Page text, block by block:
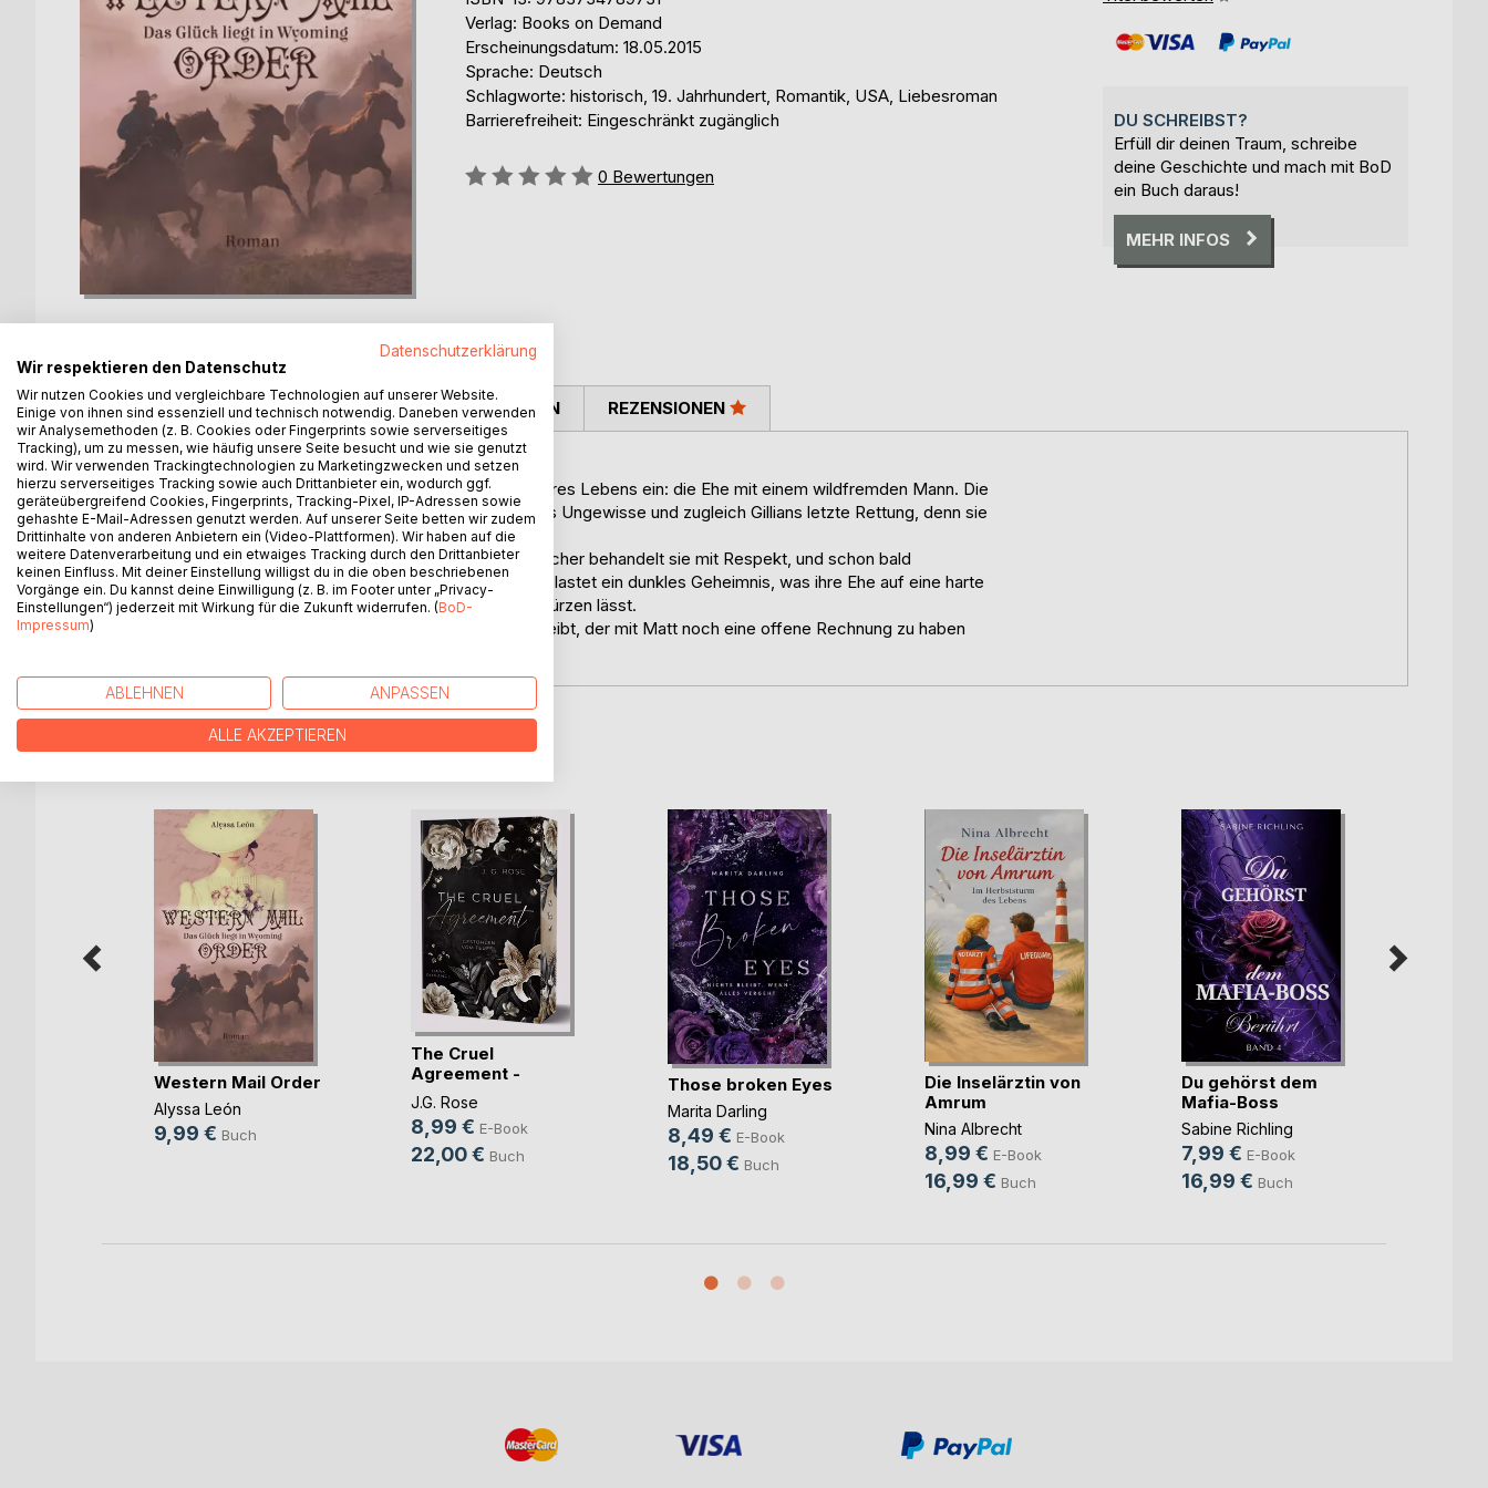
Verlag: Books on Demand
Erscheinungsdatum: 18.05.2015
Sprache: Deutsch
Schlagworte: historisch, 19. Jahrhundert, Romantik, USA, Liebesroman
Barrierefreiheit: Eingeschränkt zugänglich
Bewertung::
0 Bewertungen
DU SCHREIBST?
Erfüll dir deinen Traum, schreibe
deine Geschichte und mach mit BoD
ein Buch daraus!
MEHR INFOS
BESCHREIBUNG
Sie braucht Schutz. Er eine Ehefrau...
Wyoming, 1885. Aus Not geht Gillian das größte Wagnis ihres Lebens ein: die Ehe mit einem wildfremden Mann. Die
Hochzeit mit dem jungen Vater Matt Cole ist ein Schritt ins Ungewisse und zugleich Gillians letzte Rettung, denn sie
hat Boston schnellstens verlassen müssen.
Zunächst scheint der Plan aufzugehen. Der attraktive Rancher behandelt sie mit Respekt, und schon bald
entwickeln sie erste Zuneigung füreinander. Doch Matt belastet ein dunkles Geheimnis, was ihre Ehe auf eine harte
Probe stellt und sie beide in ein heilloses Gefühlschaos stürzen lässt.
Eine Sache, die auch Thomas Brigham nicht verborgen bleibt, der mit Matt noch eine offene Rechnung zu haben
AUTOR/IN PRESSESTIMMEN REZENSIONEN
WEITERE TITEL BEIBoD
Western Mail Order
Alyssa León
9,99 € Buch
The Cruel
Agreement -
Gestohlen vo(...)
J.G. Rose
8,99 € E-Book
22,00 € Buch
Those broken Eyes
Marita Darling
8,49 € E-Book
18,50 € Buch
Die Inselärztin von
Amrum
Nina Albrecht
8,99 € E-Book
16,99 € Buch
Du gehörst dem
Mafia-Boss
Sabine Richling
7,99 € E-Book
16,99 € Buch
Datenschutzerklärung
Wir respektieren den Datenschutz
Wir nutzen Cookies und vergleichbare Technologien auf unserer Website.
Einige von ihnen sind essenziell und technisch notwendig. Daneben verwenden
wir Analysemethoden (z. B. Cookies oder Fingerprints sowie serverseitiges
Tracking), um zu messen, wie häufig unsere Seite besucht und wie sie genutzt
wird. Wir verwenden Trackingtechnologien zu Marketingzwecken und setzen
hierzu serverseitiges Tracking sowie auch Drittanbieter ein, wodurch ggf.
geräteübergreifend Cookies, Fingerprints, Tracking-Pixel, IP-Adressen sowie
gehashte E-Mail-Adressen genutzt werden. Auf unserer Seite betten wir zudem
Drittinhalte von anderen Anbietern ein (Video-Plattformen). Wir haben auf die
weitere Datenverarbeitung und ein etwaiges Tracking durch den Drittanbieter
keinen Einfluss. Mit deiner Einstellung willigst du in die oben beschriebenen
Vorgänge ein. Du kannst deine Einwilligung (z. B. im Footer unter „Privacy-
Einstellungen“) jederzeit mit Wirkung für die Zukunft widerrufen. (BoD-
Impressum)
ABLEHNEN ANPASSEN
ALLE AKZEPTIEREN